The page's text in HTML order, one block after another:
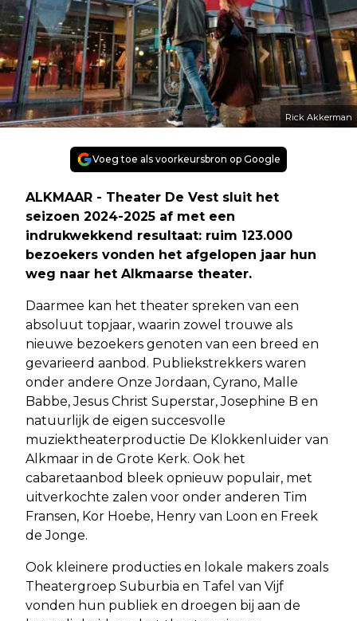
Rick Akkerman
Voeg toe als voorkeursbron op Google
ALKMAAR - Theater De Vest sluit het
seizoen 2024-2025 af met een
indrukwekkend resultaat: ruim 123.000
bezoekers vonden het afgelopen jaar hun
weg naar het Alkmaarse theater.
Daarmee kan het theater spreken van een
absoluut topjaar, waarin zowel trouwe als
nieuwe bezoekers genoten van een breed en
gevarieerd aanbod. Publiekstrekkers waren
onder andere Onze Jordaan, Cyrano, Malle
Babbe, Jesus Christ Superstar, Josephine B en
natuurlijk de eigen succesvolle
muziektheaterproductie De Klokkenluider van
Alkmaar in de Grote Kerk. Ook het
cabaretaanbod bleek opnieuw populair, met
uitverkochte zalen voor onder anderen Tim
Fransen, Kor Hoebe, Henry van Loon en Freek
de Jonge.
Ook kleinere producties en lokale makers zoals
Theatergroep Suburbia en Tafel van Vijf
vonden hun publiek en droegen bij aan de